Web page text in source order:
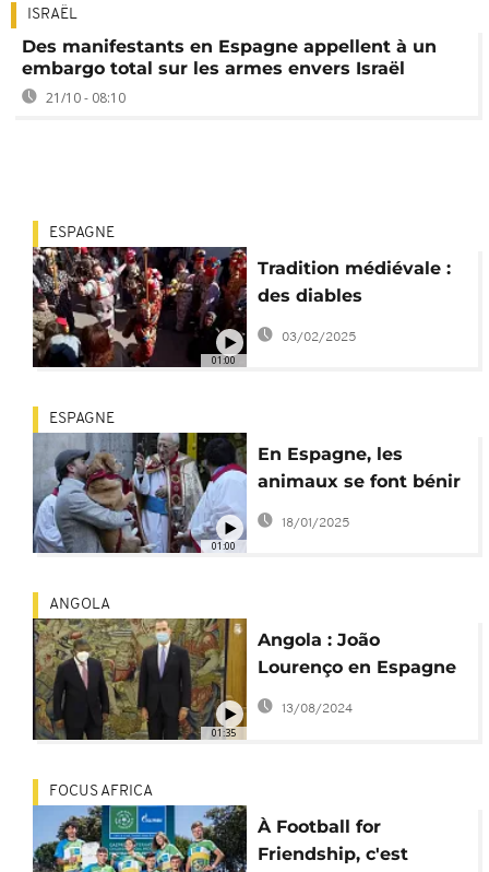
ISRAËL
Des manifestants en Espagne appellent à un
embargo total sur les armes envers Israël
21/10 - 08:10
01:00
ESPAGNE
Tradition médiévale :
des diables
envahissent les rues
d'un village espagnol
03/02/2025
01:00
ESPAGNE
En Espagne, les
animaux se font bénir
lors de la Saint
18/01/2025
01:35
ANGOLA
Angola : João
Lourenço en Espagne
pour renforcer les
13/08/2024
FOCUS AFRICA
À Football for
Friendship, c'est